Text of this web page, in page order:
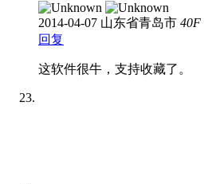
2014-04-07 山东省青岛市 40F
回复
这软件很牛，支持收藏了。